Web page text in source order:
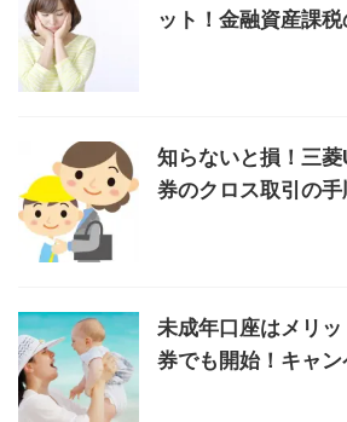
ット！金融資産課
知らないと損！三
券のクロス取引の
未成年口座はメリ
券でも開始！キャン